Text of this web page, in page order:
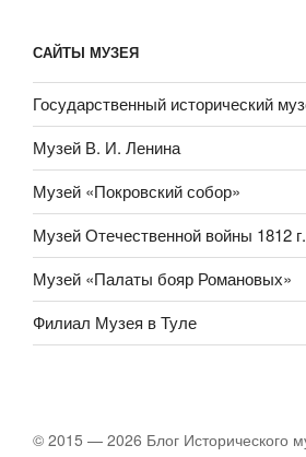
САЙТЫ МУЗЕЯ
Государственный исторический
Музей В. И. Ленина
Музей «Покровский собор»
Музей Отечественной войны 1812 г.
Музей «Палаты бояр Романовых»
Филиал Музея в Туле
© 2015 — 2026 Блог Исторического